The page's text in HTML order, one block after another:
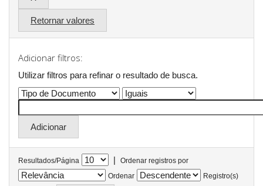
Retornar valores
Adicionar filtros:
Utilizar filtros para refinar o resultado de busca.
Resultados/Página |
Ordenar registros por
Ordenar
Registro(s)